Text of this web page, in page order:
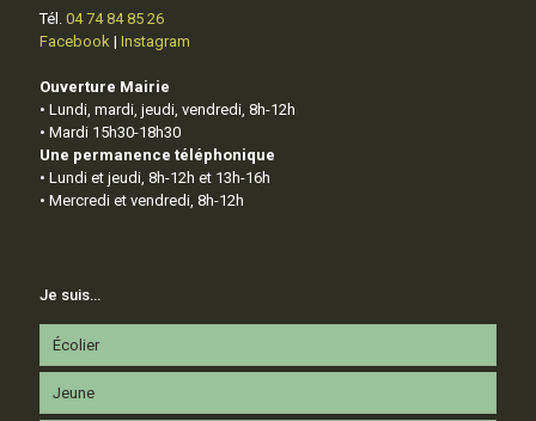
Tél. 04 74 84 85 26
Facebook | Instagram
Ouverture Mairie
• Lundi, mardi, jeudi, vendredi, 8h-12h
• Mardi 15h30-18h30
Une permanence téléphonique
• Lundi et jeudi, 8h-12h et 13h-16h
• Mercredi et vendredi, 8h-12h
Je suis…
Écolier
Jeune